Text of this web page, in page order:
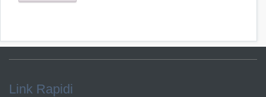
Link Rapidi